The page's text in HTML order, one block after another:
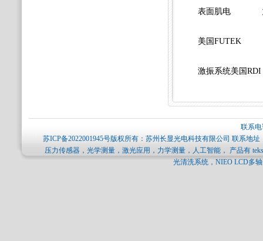
表面肌电
美国FUTEK
激振系统美国RDI
联系
苏ICP备2022001945号版权所有：苏州长显光电科技有限公司 联系地
压力传感器，光学测量，激光应用，力学测量，人工智能， 产品有
光清洗系统，NIEO LCD多